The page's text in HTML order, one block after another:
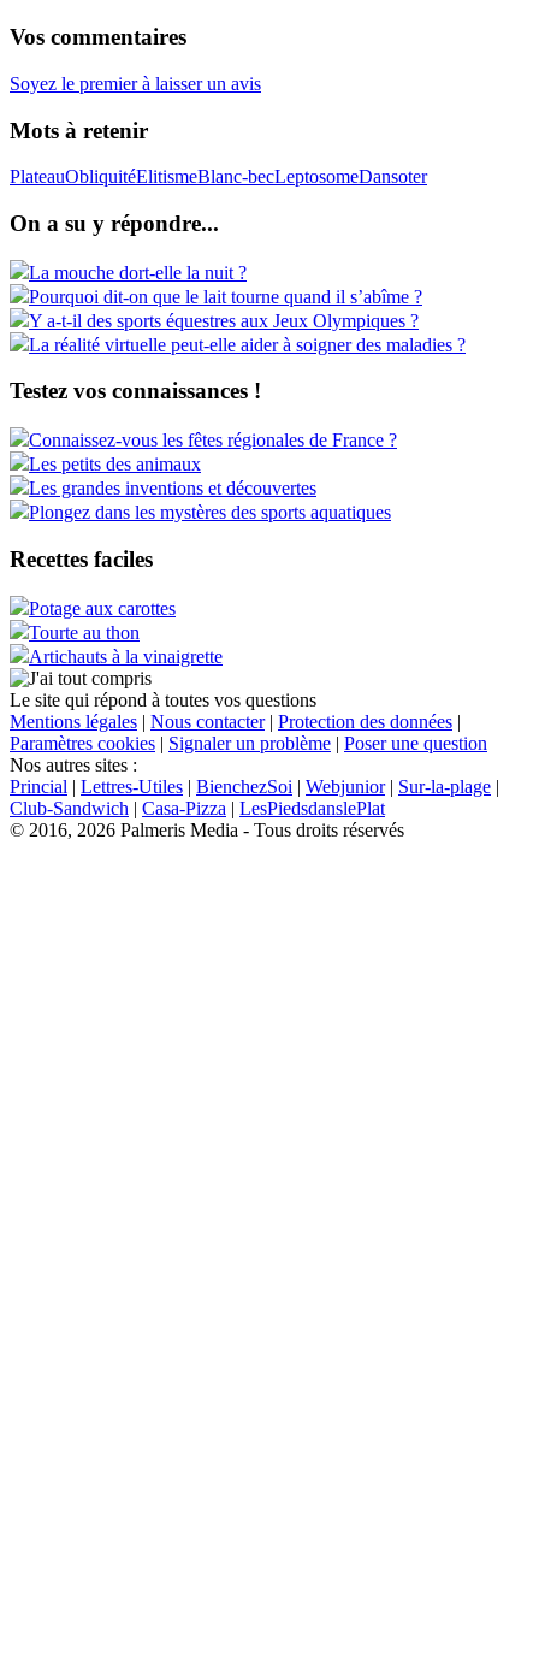
Vos commentaires
Soyez le premier à laisser un avis
Mots à retenir
PlateauObliquitéElitismeBlanc-becLeptosomeDansoter
On a su y répondre...
La mouche dort-elle la nuit ?
Pourquoi dit-on que le lait tourne quand il s’abîme ?
Y a-t-il des sports équestres aux Jeux Olympiques ?
La réalité virtuelle peut-elle aider à soigner des maladies ?
Testez vos connaissances !
Connaissez-vous les fêtes régionales de France ?
Les petits des animaux
Les grandes inventions et découvertes
Plongez dans les mystères des sports aquatiques
Recettes faciles
Potage aux carottes
Tourte au thon
Artichauts à la vinaigrette
Le site qui répond à toutes vos questions
Mentions légales | Nous contacter| Protection des données |
Paramètres cookies | Signaler un problème | Poser une question
Nos autres sites :
Princial | Lettres-Utiles | BienchezSoi | Webjunior| Sur-la-plage |
Club-Sandwich | Casa-Pizza | LesPiedsdanslePlat
© 2016, 2026 Palmeris Media - Tous droits réservés